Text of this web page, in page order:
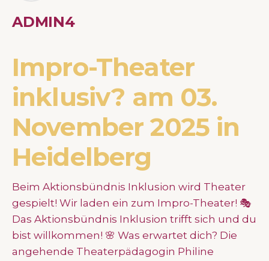
ADMIN4
Impro-Theater
inklusiv? am 03.
November 2025 in
Heidelberg
Beim Aktionsbündnis Inklusion wird Theater
gespielt! Wir laden ein zum Impro-Theater! 🎭
Das Aktionsbündnis Inklusion trifft sich und du
bist willkommen! 🌸 Was erwartet dich? Die
angehende Theaterpädagogin Philine